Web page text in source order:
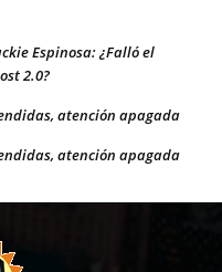
Espinosa: ¿Falló el
2.0?
atención apagada
atención apagada